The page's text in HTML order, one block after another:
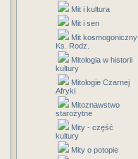
Mit i kultura
Mit i sen
Mit kosmogoniczny
Ks. Rodz.
Mitologia w historii
kultury
Mitologie Czarnej
Afryki
Mitoznawstwo
starożytne
Mity - część
kultury
Mity o potopie